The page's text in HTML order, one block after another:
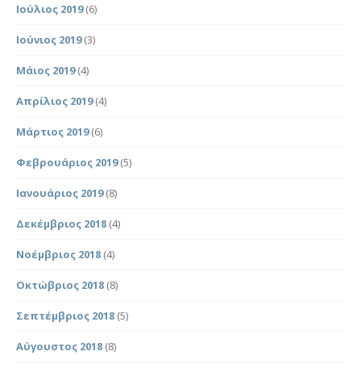
Ιούλιος 2019(6)
Ιούνιος 2019(3)
Μάιος 2019(4)
Απρίλιος 2019(4)
Μάρτιος 2019(6)
Φεβρουάριος 2019(5)
Ιανουάριος 2019(8)
Δεκέμβριος 2018 (4)
Νοέμβριος 2018 (4)
Οκτώβριος 2018 (8)
Σεπτέμβριος 2018 (5)
Αύγουστος 2018 (8)